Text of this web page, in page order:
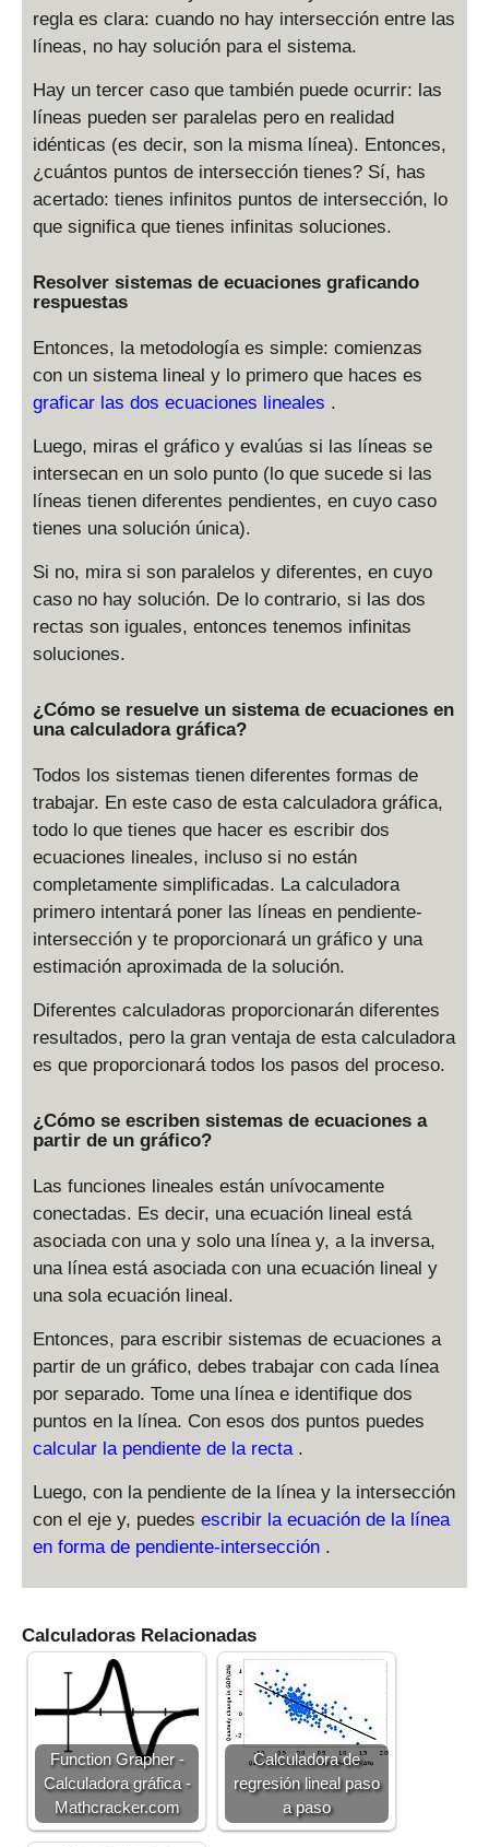
regla es clara: cuando no hay intersección entre las
líneas, no hay solución para el sistema.
Hay un tercer caso que también puede ocurrir: las
líneas pueden ser paralelas pero en realidad
idénticas (es decir, son la misma línea). Entonces,
¿cuántos puntos de intersección tienes? Sí, has
acertado: tienes infinitos puntos de intersección, lo
que significa que tienes infinitas soluciones.
Resolver sistemas de ecuaciones graficando
respuestas
Entonces, la metodología es simple: comienzas
con un sistema lineal y lo primero que haces es
graficar las dos ecuaciones lineales .
Luego, miras el gráfico y evalúas si las líneas se
intersecan en un solo punto (lo que sucede si las
líneas tienen diferentes pendientes, en cuyo caso
tienes una solución única).
Si no, mira si son paralelos y diferentes, en cuyo
caso no hay solución. De lo contrario, si las dos
rectas son iguales, entonces tenemos infinitas
soluciones.
¿Cómo se resuelve un sistema de ecuaciones en
una calculadora gráfica?
Todos los sistemas tienen diferentes formas de
trabajar. En este caso de esta calculadora gráfica,
todo lo que tienes que hacer es escribir dos
ecuaciones lineales, incluso si no están
completamente simplificadas. La calculadora
primero intentará poner las líneas en pendiente-
intersección y te proporcionará un gráfico y una
estimación aproximada de la solución.
Diferentes calculadoras proporcionarán diferentes
resultados, pero la gran ventaja de esta calculadora
es que proporcionará todos los pasos del proceso.
¿Cómo se escriben sistemas de ecuaciones a
partir de un gráfico?
Las funciones lineales están unívocamente
conectadas. Es decir, una ecuación lineal está
asociada con una y solo una línea y, a la inversa,
una línea está asociada con una ecuación lineal y
una sola ecuación lineal.
Entonces, para escribir sistemas de ecuaciones a
partir de un gráfico, debes trabajar con cada línea
por separado. Tome una línea e identifique dos
puntos en la línea. Con esos dos puntos puedes
calcular la pendiente de la recta .
Luego, con la pendiente de la línea y la intersección
con el eje y, puedes escribir la ecuación de la línea
en forma de pendiente-intersección .
Calculadoras Relacionadas
Function Grapher -
Calculadora gráfica -
Mathcracker.com
Calculadora de
regresión lineal paso
a paso